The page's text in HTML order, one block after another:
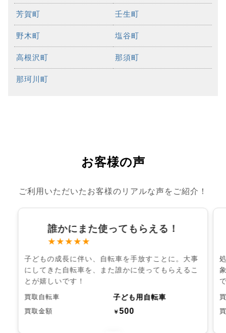
芳賀町 壬生町
野木町 塩谷町
高根沢町 那須町
那珂川町
お客様の声
ご利用いただいたお客様のリアルな声をご紹介！
誰かにまた使ってもらえる！
★★★★★
子どもの成長に伴い、自転車を手放すことに。大事
にしてきた自転車を、また誰かに使ってもらえるこ
とが嬉しいです！
買取自転車 子ども用自転車
買取金額 ￥500